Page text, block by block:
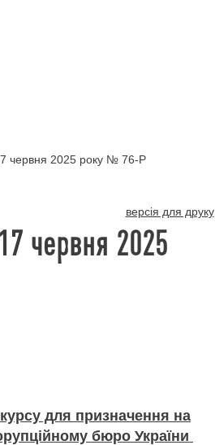
червня 2025 року № 76-Р
версія для друку
червня 2025
для призначення на
бюро України